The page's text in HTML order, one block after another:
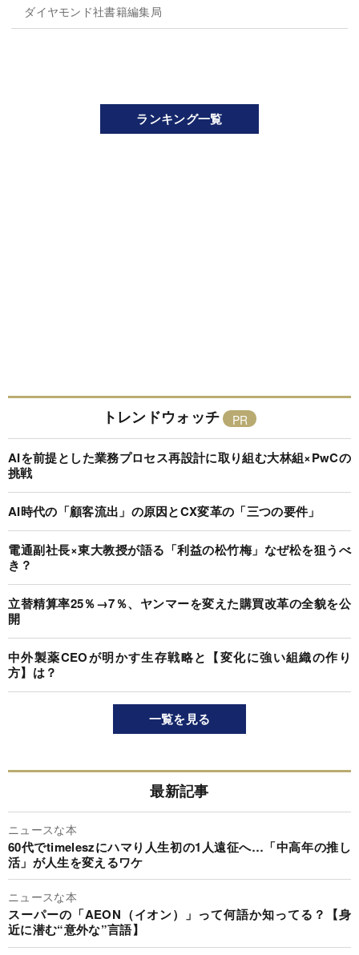
ダイヤモンド社書籍編集局
ランキング一覧
トレンドウォッチ
AIを前提とした業務プロセス再設計に取り組む大林組×PwCの
挑戦
AI時代の「顧客流出」の原因とCX変革の「三つの要件」
電通副社長×東大教授が語る「利益の松竹梅」なぜ松を狙うべ
き？
立替精算率25％→7％、ヤンマーを変えた購買改革の全貌を公
開
中外製薬CEOが明かす生存戦略と【変化に強い組織の作り
方】は？
一覧を見る
最新記事
ニュースな本
60代でtimeleszにハマり人生初の1人遠征へ…「中高年の推し
活」が人生を変えるワケ
ニュースな本
スーパーの「AEON（イオン）」って何語か知ってる？【身
近に潜む“意外な”言語】